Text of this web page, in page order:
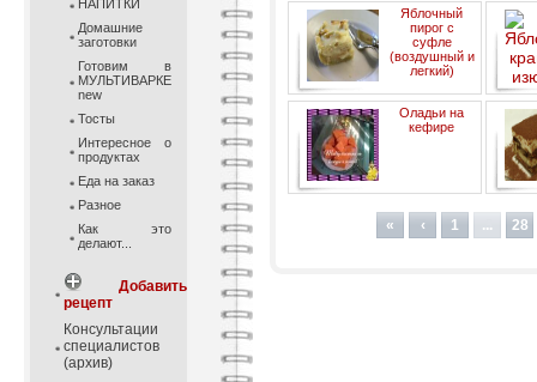
НАПИТКИ
Домашние
заготовки
Готовим в
МУЛЬТИВАРКЕ
new
Тосты
Интересное о
продуктах
Еда на заказ
Разное
Как это
делают...
Добавить
рецепт
Консультации
специалистов
(архив)
Яблочный
пирог с
суфле
(воздушный и
легкий)
Оладьи на
кефире
« ‹ 1 ... 28